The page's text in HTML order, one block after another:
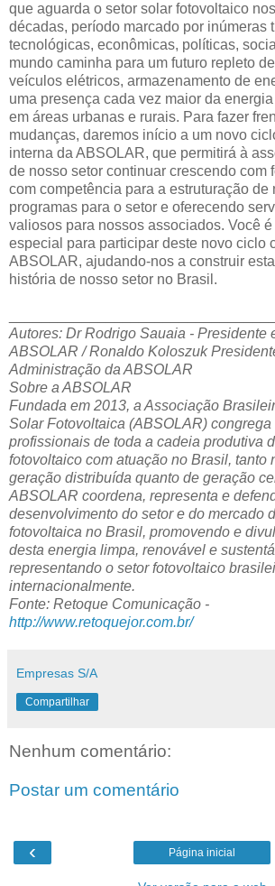
que aguarda o setor solar fotovoltaico
décadas, período marcado por inúmeras
tecnológicas, econômicas, políticas,
mundo caminha para um futuro repleto
veículos elétricos, armazenamento de
uma presença cada vez maior da
em áreas urbanas e rurais. Para fazer
mudanças, daremos início a um novo
interna da ABSOLAR, que permitirá à
de nosso setor continuar crescendo com
com competência para a estruturação de
programas para o setor e oferecendo
valiosos para nossos associados. Você
especial para participar deste novo ciclo
ABSOLAR, ajudando-nos a construir
história de nosso setor no Brasil.
Autores: Dr Rodrigo Sauaia - Presidente
ABSOLAR / Ronaldo Koloszuk
Administração da ABSOLAR
Sobre a ABSOLAR
Fundada em 2013, a Associação
Solar Fotovoltaica (ABSOLAR) congrega
profissionais de toda a cadeia produtiva
fotovoltaico com atuação no Brasil, tanto
geração distribuída quanto de geração
ABSOLAR coordena, representa e
desenvolvimento do setor e do mercado
fotovoltaica no Brasil, promovendo e
desta energia limpa, renovável e
representando o setor fotovoltaico
internacionalmente.
Fonte: Retoque Comunicação -
http://www.retoquejor.com.br/
Empresas S/A
Compartilhar
Nenhum comentário:
Postar um comentário
‹ Página inicial